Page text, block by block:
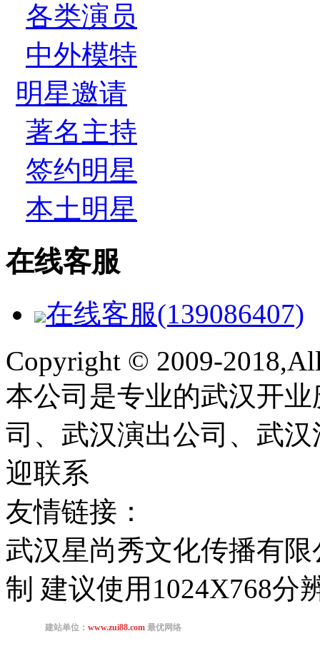
各类演员
中外模特
明星邀请
著名主持
签约明星
本土明星
在线客服
在线客服(139086407)
Copyright © 2009-
本公司是专业的武汉开
司、武汉演出公司、武
迎联系
友情链接：
武汉星尚秀文化传播有
制 建议使用1024X768分